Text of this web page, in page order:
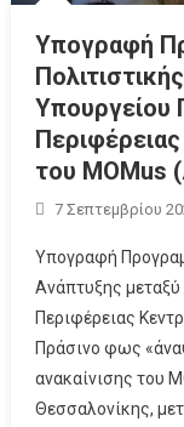
Υπογραφή
Υπουργείου
του MOMus
7 Σεπτεμβρίου
Υπογραφή
Ανάπτυξης μεταξύ
Περιφέρειας
Πράσινο φως
ανακαίνισης του
Θεσσαλονίκης,